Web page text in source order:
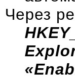
Через